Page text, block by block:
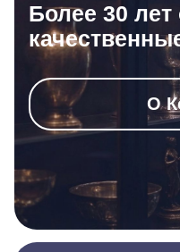
Более 30
О